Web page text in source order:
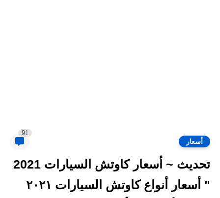
أسعار
91
تحديث ~ أسعار كاوتش السيارات 2021
" أسعار أنواع كاوتش السيارات ٢٠٢١